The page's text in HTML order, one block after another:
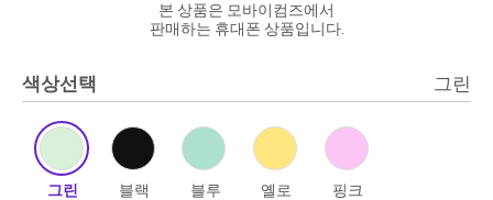
본 상품은 모바이컴즈에서
판매하는 휴대폰 상품입니다.
색상선택 그린
그린 블랙 블루 옐로 핑크